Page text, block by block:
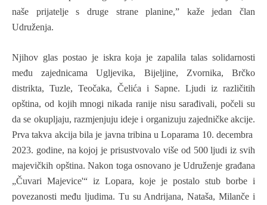
naše prijatelje s druge strane planine,” kaže jedan član
Udruženja.
Njihov glas postao je iskra koja je zapalila talas solidarnosti
među zajednicama Ugljevika, Bijeljine, Zvornika, Brčko
distrikta, Tuzle, Teočaka, Čelića i Sapne. Ljudi iz različitih
opština, od kojih mnogi nikada ranije nisu sarađivali, počeli su
da se okupljaju, razmjenjuju ideje i organizuju zajedničke akcije.
Prva takva akcija bila je javna tribina u Loparama 10. decembra
2023. godine, na kojoj je prisustvovalo više od 500 ljudi iz svih
majevičkih opština. Nakon toga osnovano je Udruženje građana
„Čuvari Majevice'“ iz Lopara, koje je postalo stub borbe i
povezanosti među ljudima. Tu su Andrijana, Nataša, Milanče i